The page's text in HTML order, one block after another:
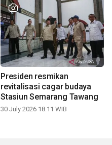
Presiden resmikan
revitalisasi cagar budaya
Stasiun Semarang Tawang
30 July 2026 18:11 WIB